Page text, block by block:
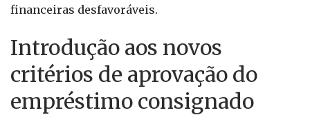
financeiras desfavoráveis.
Introdução aos novos
critérios de aprovação do
empréstimo consignado